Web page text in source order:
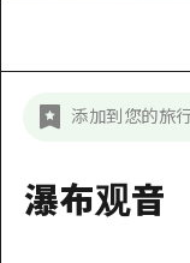
夜
美
宫
美
艺
有用
次
新闻
添加到您的旅
瀑布观音